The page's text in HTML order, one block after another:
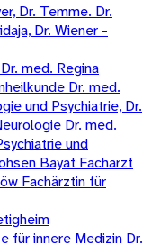
Dr. Temme. Dr.
Dr. Wiener -
med. Regina
Dr. med.
und Psychiatrie, Dr.
Dr. med.
und
Bayat Facharzt
Fachärztin für
für innere Medizin Dr.